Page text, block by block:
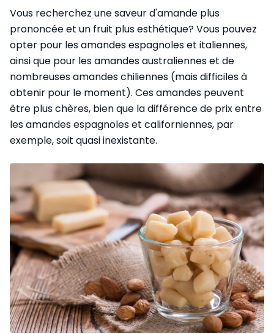
Vous recherchez une saveur d'amande plus
prononcée et un fruit plus esthétique? Vous pouvez
opter pour les amandes espagnoles et italiennes,
ainsi que pour les amandes australiennes et de
nombreuses amandes chiliennes (mais difficiles à
obtenir pour le moment). Ces amandes peuvent
être plus chères, bien que la différence de prix entre
les amandes espagnoles et californiennes, par
exemple, soit quasi inexistante.